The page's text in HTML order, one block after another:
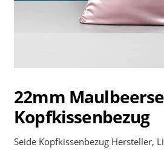
22mm
Kopfkissenbezug
Seide Kopfkissenbezug Hersteller,